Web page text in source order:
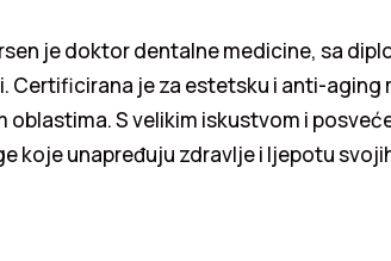
je doktor dentalne medicine, sa
Certificirana je za estetsku i anti-
S velikim iskustvom i
koje unapređuju zdravlje i ljepotu